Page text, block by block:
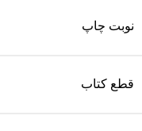
نوبت چاپ
قطع کتاب